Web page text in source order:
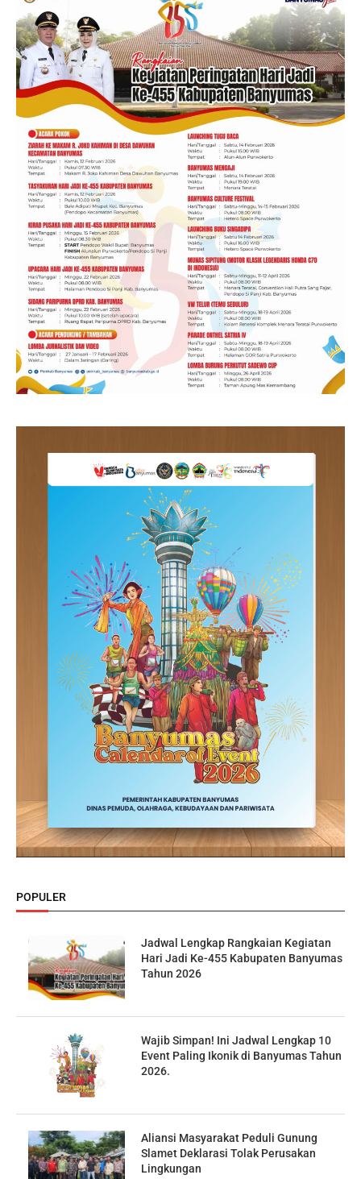
POPULER
Jadwal Lengkap Rangkaian Kegiatan
Hari Jadi Ke-455 Kabupaten Banyumas
Tahun 2026
Wajib Simpan! Ini Jadwal Lengkap 10
Event Paling Ikonik di Banyumas Tahun
2026.
Aliansi Masyarakat Peduli Gunung
Slamet Deklarasi Tolak Perusakan
Lingkungan